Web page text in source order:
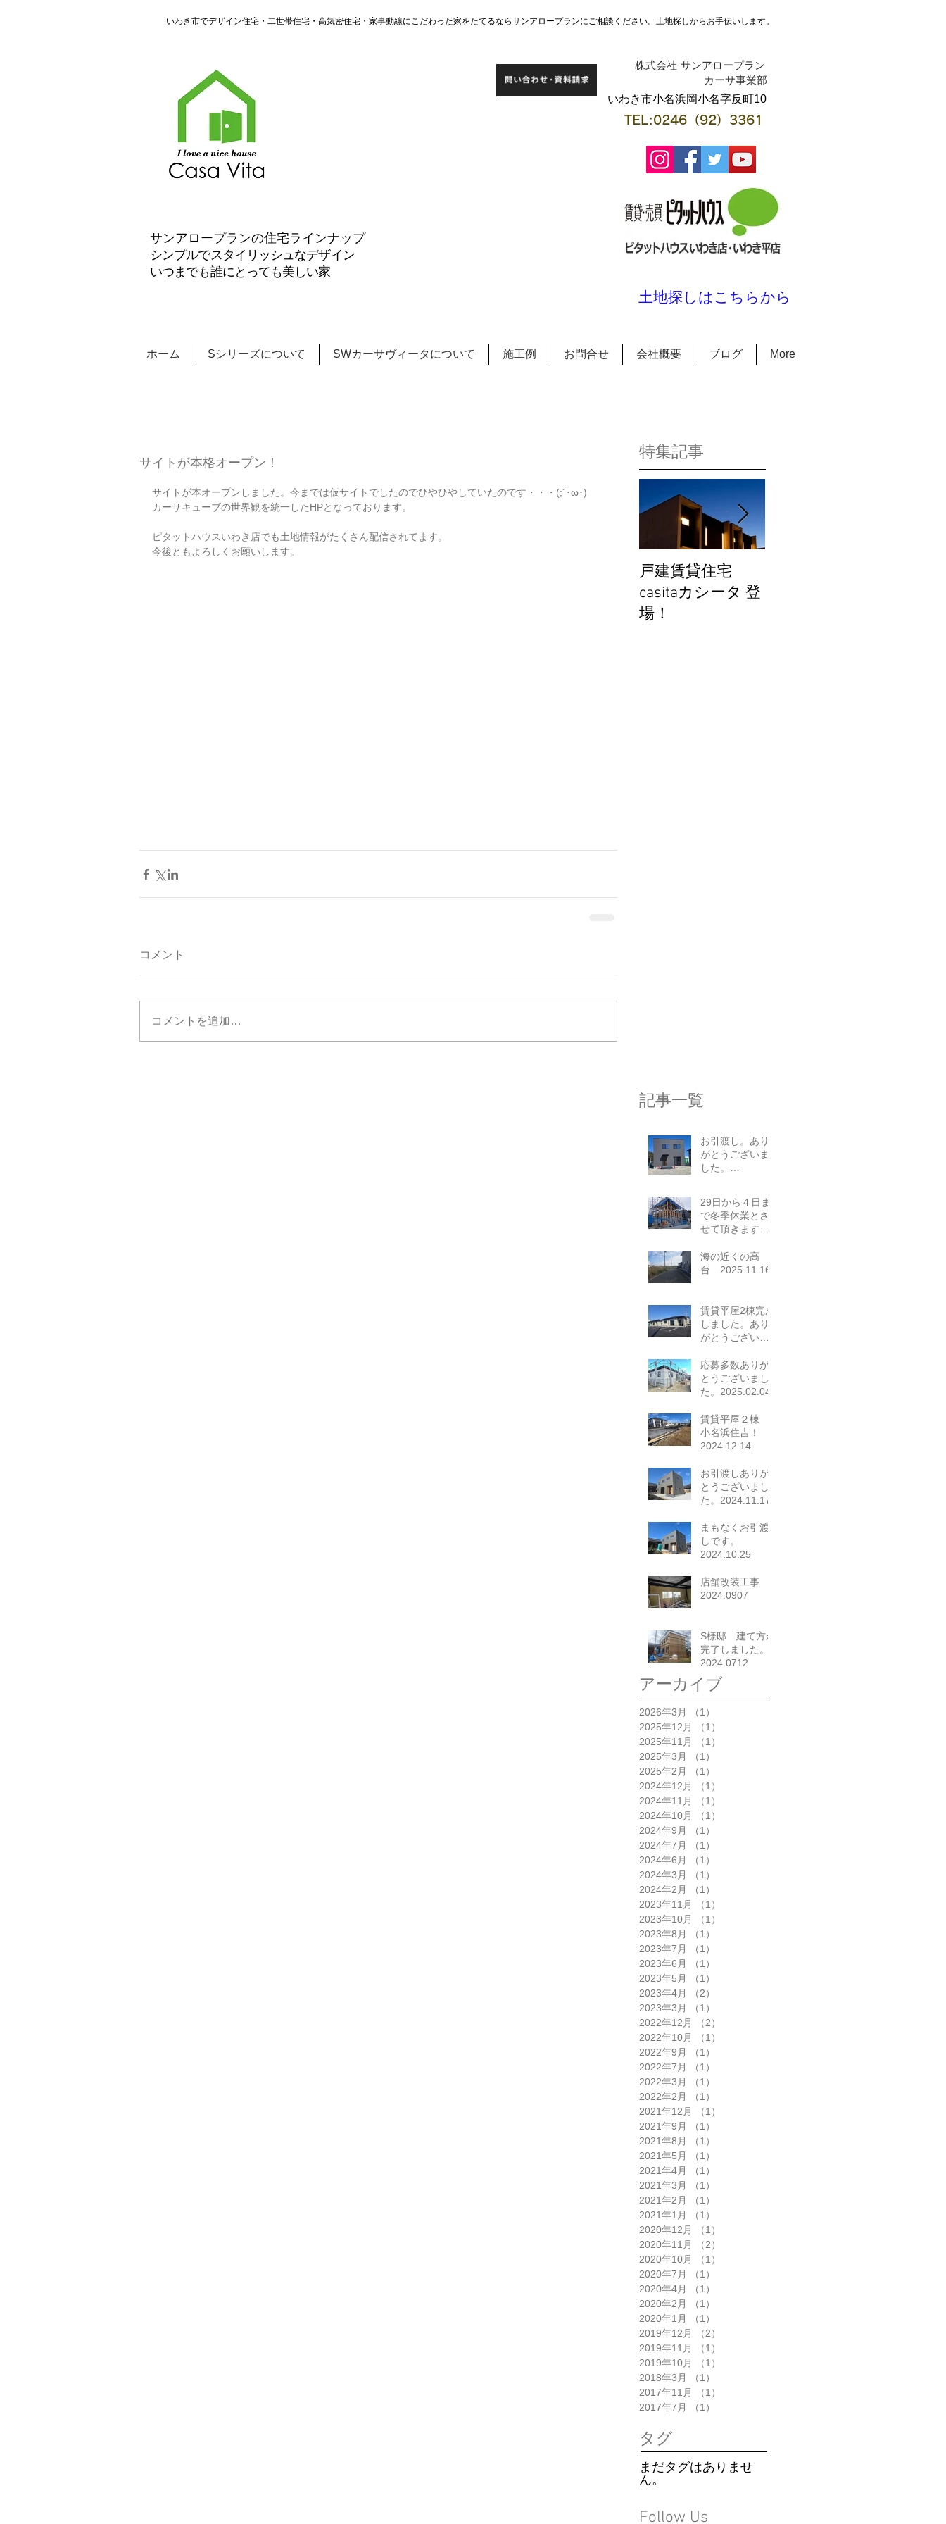
​いわき市でデザイン住宅・二世帯住宅・高気密住宅・家事動線にこだわった家をたてるならサンアロープランにご相談ください。土地探しからお手伝いします。
​サンアロープランの住宅ラインナップ
シンプルでスタイリッシュなデザイン
いつまでも誰にとっても美しい家
株式会社 サンアロープラン
​カーサ事業部
​いわき市小名浜岡小名字反町10
TEL:0246（92）3361
土地探しはこちらから
ホーム Sシリーズについて SWカーサヴィータについて 施工例 お問合せ 会社概要 ブログ More
サイトが本格オープン！
サイトが本オープンしました。今までは仮サイトでしたのでひやひやしていたのです・・・(;´･ω･)
カーサキューブの世界観を統一したHPとなっております。
ピタットハウスいわき店でも土地情報がたくさん配信されてます。
今後ともよろしくお願いします。
コメント
コメントを追加…
特集記事
戸建賃貸住宅
casitaカシータ 登
場！
記事一覧
お引渡し。あり
がとうございま
した。
29日から４日ま
で冬季休業とさ
せて頂きます。
うございまし
た。2025.12.26
海の近くの高
台 2025.11.16
賃貸平屋2棟完成
しました。あり
がとうございま
2025.03.23
応募多数ありが
とうございまし
た。2025.02.04
賃貸平屋２棟
小名浜住吉！
2024.12.14
お引渡しありが
とうございまし
た。2024.11.17
まもなくお引渡
しです。
2024.10.25
店舗改装工事
2024.0907
S様邸 建て方が
完了しました。
2024.0712
アーカイブ
2026年3月 （1）
2025年12月
（1）
2025年11月
（1）
2025年3月
（1）
2025年2月
（1）
2024年12月
（1）
2024年11月
（1）
2024年10月
（1）
2024年9月
（1）
2024年7月
（1）
2024年6月
（1）
2024年3月
（1）
2024年2月
（1）
2023年11月
（1）
2023年10月
（1）
2023年8月
（1）
2023年7月
（1）
2023年6月
（1）
2023年5月
（1）
2023年4月
（2）
2023年3月
（1）
2022年12月
（2）
2022年10月
（1）
2022年9月
（1）
2022年7月
（1）
2022年3月
（1）
2022年2月
（1）
2021年12月
（1）
2021年9月
（1）
2021年8月
（1）
2021年5月
（1）
2021年4月
（1）
2021年3月
（1）
2021年2月
（1）
2021年1月
（1）
2020年12月
（1）
2020年11月
（2）
2020年10月
（1）
2020年7月
（1）
2020年4月
（1）
2020年2月
（1）
2020年1月
（1）
2019年12月
（2）
2019年11月
（1）
2019年10月
（1）
2018年3月
（1）
2017年11月
（1）
2017年7月
（1）
タグ
まだタグはありませ
ん。
Follow Us